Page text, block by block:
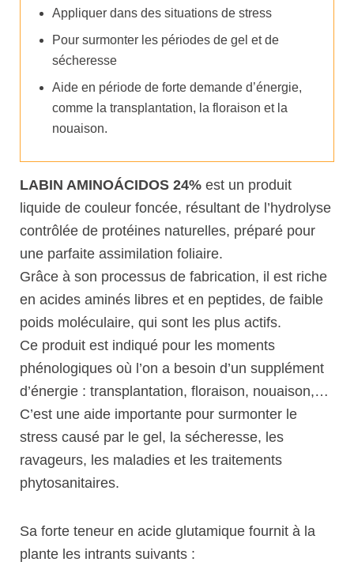
Appliquer dans des situations de stress
Pour surmonter les périodes de gel et de
sécheresse
Aide en période de forte demande d’énergie,
comme la transplantation, la floraison et la
nouaison.
LABIN AMINOÁCIDOS 24% est un produit
liquide de couleur foncée, résultant de l’hydrolyse
contrôlée de protéines naturelles, préparé pour
une parfaite assimilation foliaire.
Grâce à son processus de fabrication, il est riche
en acides aminés libres et en peptides, de faible
poids moléculaire, qui sont les plus actifs.
Ce produit est indiqué pour les moments
phénologiques où l’on a besoin d’un supplément
d’énergie : transplantation, floraison, nouaison,…
C’est une aide importante pour surmonter le
stress causé par le gel, la sécheresse, les
ravageurs, les maladies et les traitements
phytosanitaires.
Sa forte teneur en acide glutamique fournit à la
plante les intrants suivants :